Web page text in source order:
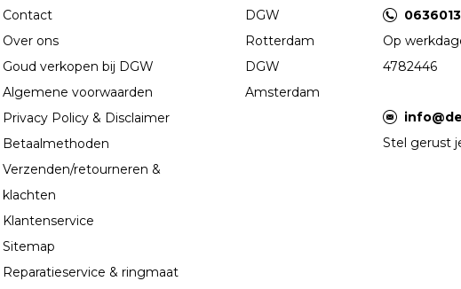
Contact
Over ons
Goud verkopen bij DGW
Algemene voorwaarden
Privacy Policy & Disclaimer
Betaalmethoden
Verzenden/retourneren &
klachten
Klantenservice
Sitemap
Reparatieservice & ringmaat
DGW
Rotterdam
DGW
Amsterdam
Op
4782446
Stel gerust